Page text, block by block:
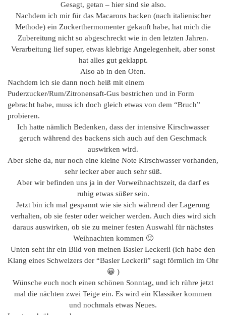
Gesagt, getan – hier sind sie also.
Nachdem ich mir für das Macarons backen (nach italienischer
Methode) ein Zuckerthermomenter gekauft habe, hat mich die
Zubereitung nicht so abgeschreckt wie in den letzten Jahren.
Verarbeitung lief super, etwas klebrige Angelegenheit, aber sonst
hat alles gut geklappt.
Also ab in den Ofen.
Nachdem ich sie dann noch heiß mit einem
Puderzucker/Rum/Zitronensaft-Gus bestrichen und in Form
gebracht habe, muss ich doch gleich etwas von dem “Bruch”
probieren.
Ich hatte nämlich Bedenken, dass der intensive Kirschwasser
geruch während des backens sich auch auf den Geschmack
auswirken wird.
Aber siehe da, nur noch eine kleine Note Kirschwasser vorhanden,
sehr lecker aber auch sehr süß.
Aber wir befinden uns ja in der Vorweihnachtszeit, da darf es
ruhig etwas süßer sein.
Jetzt bin ich mal gespannt wie sie sich während der Lagerung
verhalten, ob sie fester oder weicher werden. Auch dies wird sich
daraus auswirken, ob sie zu meiner festen Auswahl für nächstes
Weihnachten kommen 🙂
Unten seht ihr ein Bild von meinen Basler Leckerli (ich habe den
Klang eines Schweizers der “Basler Leckerli” sagt förmlich im Ohr
😀 )
Wünsche euch noch einen schönen Sonntag, und ich rühre jetzt
mal die nächten zwei Teige ein. Es wird ein Klassiker kommen
und nochmals etwas Neues.